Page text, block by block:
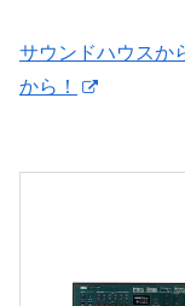
サウンドハウスか
から！